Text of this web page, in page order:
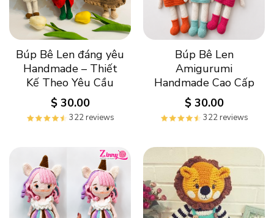
Búp Bê Len đáng yêu
Handmade – Thiết
Kế Theo Yêu Cầu
$30.00
322 reviews
Búp Bê Len
Amigurumi
Handmade Cao Cấp
$30.00
322 reviews